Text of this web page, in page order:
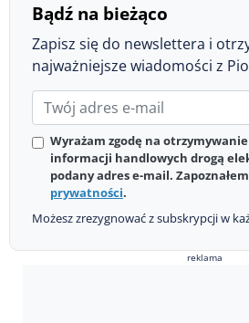
Bądź na bieżąco
Zapisz się do newslettera i
najważniejsze wiadomości z
Wyrażam zgodę na
informacji handlowych drogą
podany adres e-mail.
prywatności.
Możesz zrezygnować z subskrypcji w
reklama